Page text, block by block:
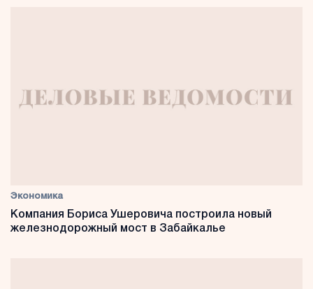
Экономика
Компания Бориса Ушеровича построила новый
железнодорожный мост в Забайкалье